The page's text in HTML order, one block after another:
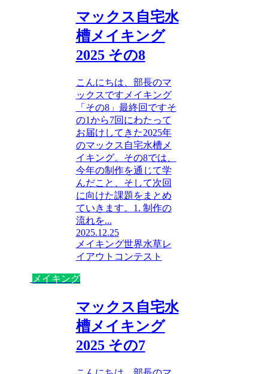
マックス自宅水
槽メイキング
2025 その8
こんにちは、部長のマ
ックスですメイキング
「その8」最終回ですそ
の1から7回にわたって
お届けしてきた2025年
のマックス自宅水槽メ
イキング。その8では、
今年の制作を通じて学
んだこと、そして次回
に向けた課題をまとめ
ていきます。1. 制作の
流れを...
2025.12.25
メイキング世界水草レ
イアウトコンテスト
メイキング
マックス自宅水
槽メイキング
2025 その7